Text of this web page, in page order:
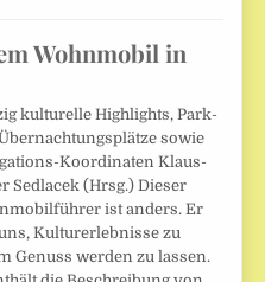
Wohnmobil in
kulturelle Highlights, Park-
sowie
Koordinaten Klaus-
Sedlacek (Hrsg.) Dieser
ist anders. Er
Kulturerlebnisse zu
Genuss werden zu lassen.